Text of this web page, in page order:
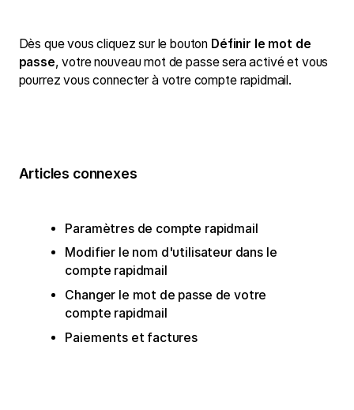
Dès que vous cliquez sur le bouton Définir le mot de
passe, votre nouveau mot de passe sera activé et vous
pourrez vous connecter à votre compte rapidmail.
Articles connexes
Paramètres de compte rapidmail
Modifier le nom d'utilisateur dans le
compte rapidmail
Changer le mot de passe de votre
compte rapidmail
Paiements et factures